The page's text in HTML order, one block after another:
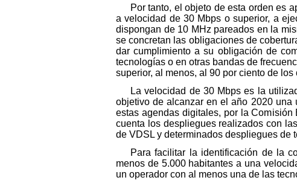
Por tanto, el objeto de esta orden es
a velocidad de 30 Mbps o superior, a
dispongan de 10 MHz pareados en la
se concretan las obligaciones de
dar cumplimiento a su obligación de
tecnologías o en otras bandas de
superior, al menos, al 90 por ciento de
La velocidad de 30 Mbps es la
objetivo de alcanzar en el año 2020
estas agendas digitales, por la
cuenta los despliegues realizados con
de VDSL y determinados despliegues de
Para facilitar la identificación de la
menos de 5.000 habitantes a una
un operador con al menos una de las